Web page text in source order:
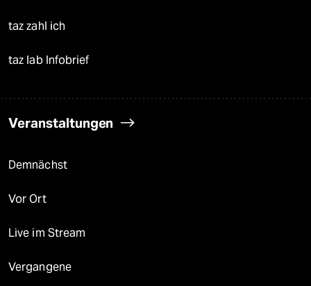
taz zahl ich
taz lab Infobrief
Veranstaltungen
Demnächst
Vor Ort
Live im Stream
Vergangene